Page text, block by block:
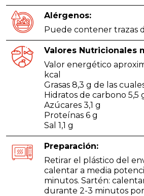
Alérgenos:
Puede contener trazas
Valores Nutricionales
Valor energético
kcal
Grasas 8,3 g de las
Hidratos de carbono 5,5
Azúcares 3,1 g
Proteínas 6 g
Sal 1,1 g
Preparación:
Retirar el plástico del
calentar a media
minutos. Sartén:
durante 2-3 minutos